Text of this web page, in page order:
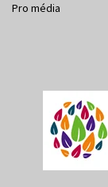
Pro média